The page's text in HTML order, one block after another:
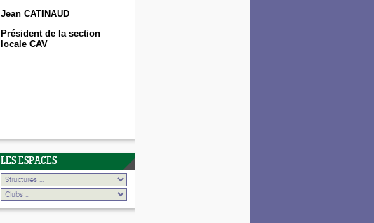
Jean CATINAUD
Président de la section
locale CAV
LES ESPACES